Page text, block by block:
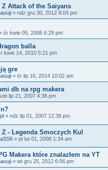
Z Attack of the Saiyans
» ndz gru 30, 2012 8:04 pm
śr kwie 05, 2006 6:29 pm
balla
kwie 14, 2010 5:21 pm
gre
» śr lip 16, 2014 10:02 am
db na rpg makera
lip 21, 2007 4:38 pm
» ndz lip 01, 2007 12:38 pm
- Legenda Smoczych Kul
» pt lut 01, 2008 1:34 am
Makera które znalazłem na YT
» wt gru 25, 2012 6:56 pm